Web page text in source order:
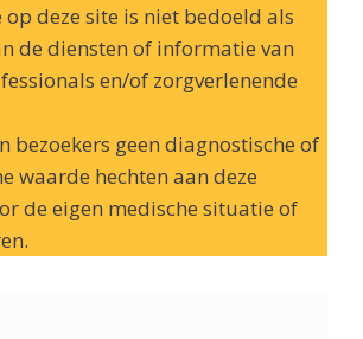
deze site is niet bedoeld als
de diensten of informatie van
en/of zorgverlenende
bezoekers geen diagnostische of
waarde hechten aan deze
de eigen medische situatie of